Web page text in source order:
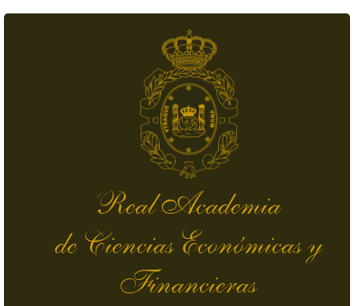
Real Academia
de Ciencias Económicas y
Financieras